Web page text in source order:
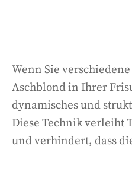
Wenn Sie
Aschblond in Ihrer
dynamisches und
Diese Technik verleiht
und verhindert, dass